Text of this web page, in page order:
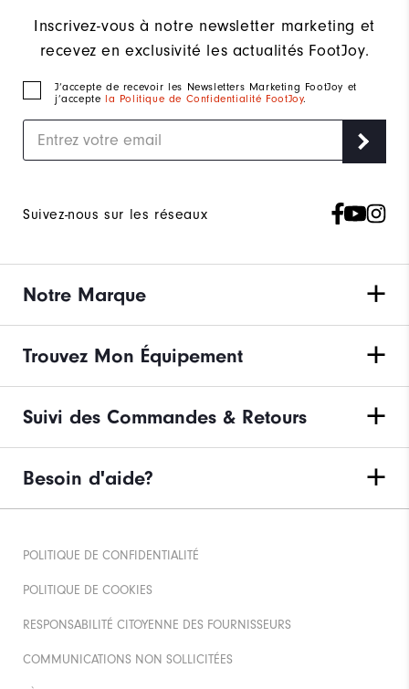
Inscrivez-vous à notre newsletter marketing et
recevez en exclusivité les actualités FootJoy.
J‘accepte de recevoir les Newsletters Marketing FootJoy et
j’accepte la Politique de Confidentialité FootJoy.
Suivez-nous sur les réseaux
Notre Marque
Trouvez Mon Équipement
Suivi des Commandes & Retours
Besoin d'aide?
POLITIQUE DE CONFIDENTIALITÉ
POLITIQUE DE COOKIES
RESPONSABILITÉ CITOYENNE DES FOURNISSEURS
COMMUNICATIONS NON SOLLICITÉES